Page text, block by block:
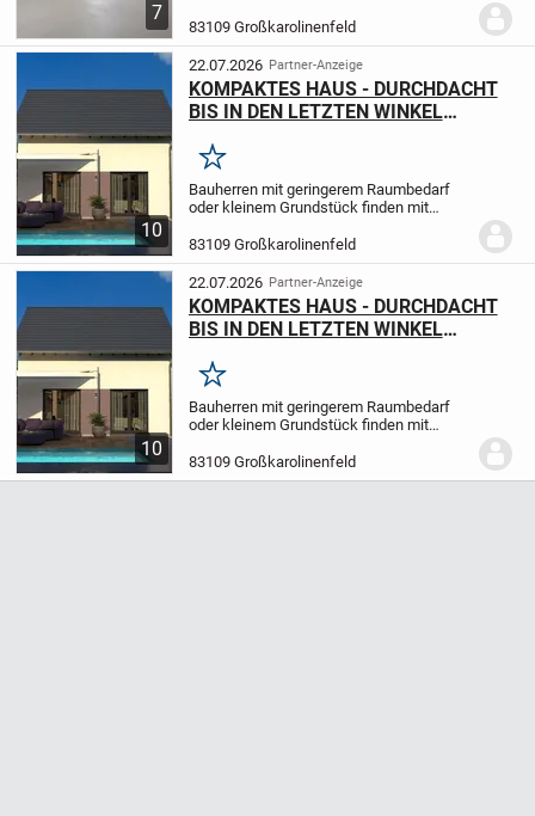
7
Dachgeschosswohnung befindet sich in
einem gepflegten Mehrfamilienhaus mit
lediglich drei Wohneinheiten –...
83109 Großkarolinenfeld
10
22.07.2026 Partner-Anzeige
KOMPAKTES HAUS - DURCHDACHT
BIS IN DEN LETZTEN WINKEL
Merken
Bauherren mit geringerem Raumbedarf
oder kleinem Grundstück finden mit
Satteldachklassiker in Kubusform
überzeugt mit hohem Wohnkomfort und
lässt keine Wünsche offen....
83109 Großkarolinenfeld
10
22.07.2026 Partner-Anzeige
KOMPAKTES HAUS - DURCHDACHT
BIS IN DEN LETZTEN WINKEL
Merken
Bauherren mit geringerem Raumbedarf
oder kleinem Grundstück finden mit
Satteldachklassiker in Kubusform
überzeugt mit hohem Wohnkomfort und
83109 Großkarolinenfeld